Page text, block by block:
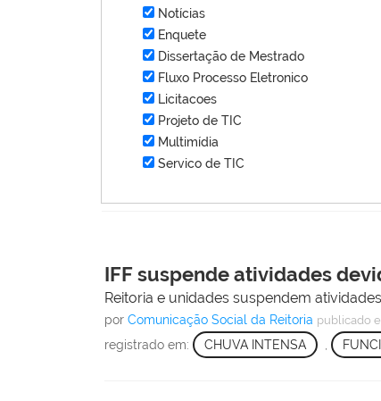
Notícias
Enquete
Dissertação de Mestrado
Fluxo Processo Eletronico
Licitacoes
Projeto de TIC
Multimídia
Servico de TIC
IFF suspende atividades
Reitoria e unidades suspendem
porComunicação Social da Reitoria publicado
registrado em: CHUVA INTENSA